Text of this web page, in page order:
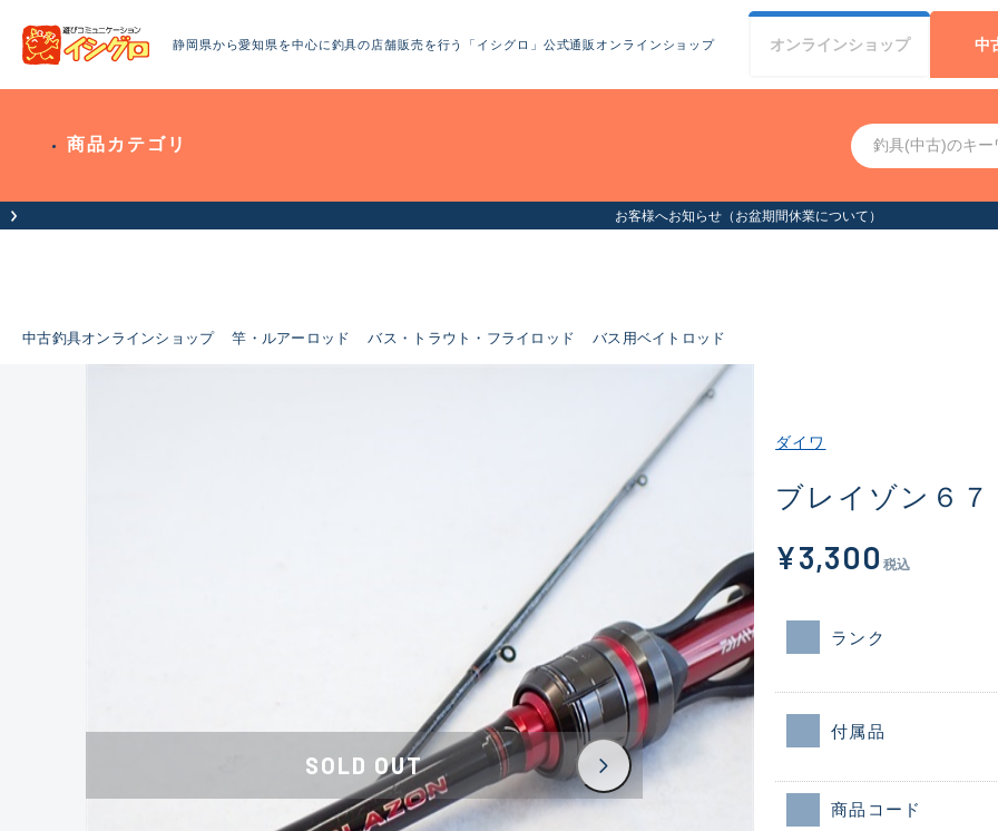
静岡県から愛知県を中心に釣具の店舗販売を行う「イシグロ」公式通販オンラインショップ オンラインショップ 中
商品カテゴリ
お客様へお知らせ（お盆期間休業について）
中古釣具オンラインショップ 竿・ルアーロッド バス・トラウト・フライロッド バス用ベイトロッド
SOLD OUT
ダイワ
ブレイゾン６７
¥3,300 税込
ランク
付属品
商品コード